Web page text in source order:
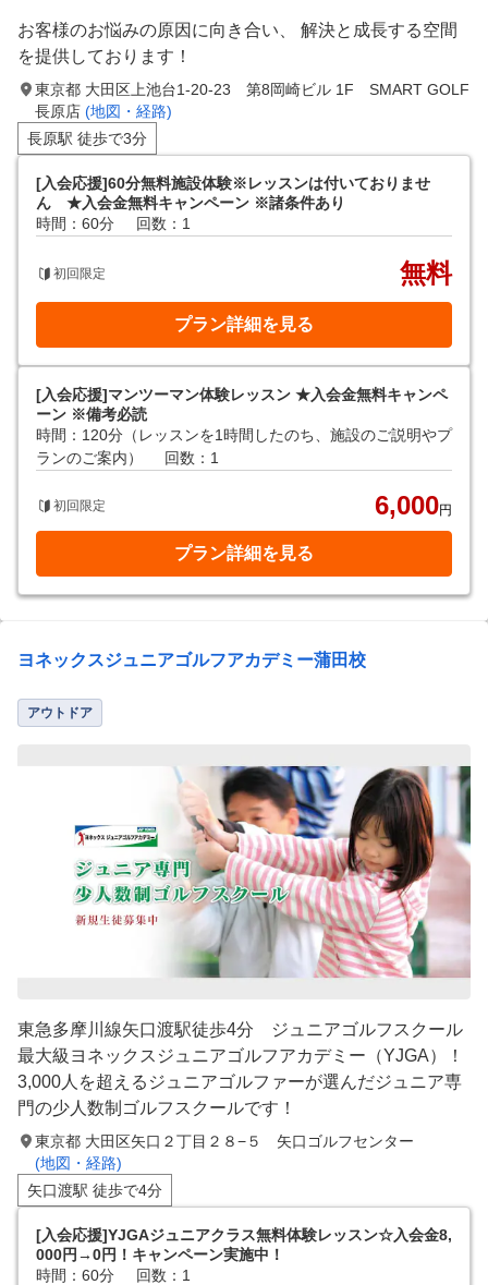
お客様のお悩みの原因に向き合い、 解決と成長する空間
を提供しております！
東京都 大田区上池台1-20-23 第8岡崎ビル 1F SMART GOLF
長原店 (地図・経路)
長原駅 徒歩で3分
[入会応援]60分無料施設体験※レッスンは付いておりませ
ん ★入会金無料キャンペーン ※諸条件あり
時間：60分
回数：1
初回限定 無料
プラン詳細を見る
[入会応援]マンツーマン体験レッスン ★入会金無料キャンペ
ーン ※備考必読
時間：120分（レッスンを1時間したのち、施設のご説明やプ
ランのご案内）
回数：1
初回限定 6,000円
プラン詳細を見る
ヨネックスジュニアゴルフアカデミー蒲田校
アウトドア
東急多摩川線矢口渡駅徒歩4分 ジュニアゴルフスクール
最大級ヨネックスジュニアゴルフアカデミー（YJGA）！
3,000人を超えるジュニアゴルファーが選んだジュニア専
門の少人数制ゴルフスクールです！
東京都 大田区矢口２丁目２８−５ 矢口ゴルフセンター
(地図・経路)
矢口渡駅 徒歩で4分
[入会応援]YJGAジュニアクラス無料体験レッスン☆入会金8,
000円→0円！キャンペーン実施中！
時間：60分
回数：1